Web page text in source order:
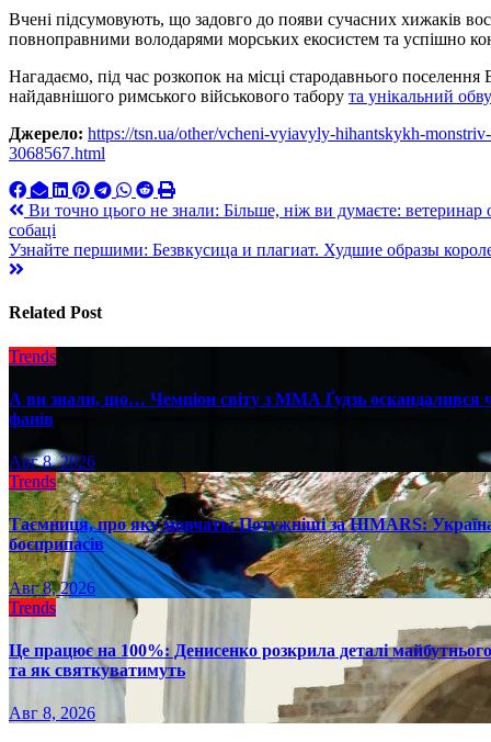
Вчені підсумовують, що задовго до появи сучасних хижаків
повноправними володарями морських екосистем та успішно
Нагадаємо, під час розкопок на місці стародавнього
найдавнішого римського військового табору та унікальний
Джерело: https://tsn.ua/other/vcheni-vyiavyly-hihantskykh-
3068567.html
Навигация
по
записям
Ви точно цього не знали: Більше, ніж ви думаєте:
собаці
Узнайте першими: Безвкусица и плагиат. Худшие образы
Related Post
Trends
А ви знали, що… Чемпіон світу з ММА Ґудзь оскандалився
фанів
Авг 8, 2026
Trends
Таємниця, про яку мовчать: Потужніші за HIMARS:
боєприпасів
Авг 8, 2026
Trends
Це працює на 100%: Денисенко розкрила деталі майбутнього
та як святкуватимуть
Авг 8, 2026